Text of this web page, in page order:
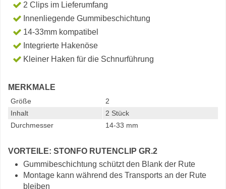
2 Clips im Lieferumfang
Innenliegende Gummibeschichtung
14-33mm kompatibel
Integrierte Hakenöse
Kleiner Haken für die Schnurführung
MERKMALE
Größe
2
Inhalt
2 Stück
Durchmesser
14-33 mm
VORTEILE: STONFO RUTENCLIP GR.2
Gummibeschichtung schützt den Blank der Rute
Montage kann während des Transports an der Rute
bleiben